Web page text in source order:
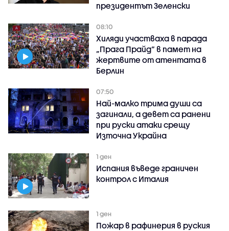
президентът Зеленски
08:10
Хиляди участваха в парада
„Прага Прайд“ в памет на
жертвите от атентата в
Берлин
07:50
Най-малко трима души са
загинали, а девет са ранени
при руски атаки срещу
Източна Украйна
1 ден
Испания въведе граничен
контрол с Италия
1 ден
Пожар в рафинерия в руския